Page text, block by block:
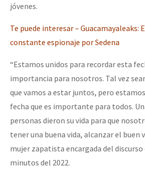
jóvenes.
Te puede interesar – Guacamayaleaks:
constante espionaje por Sedena
“Estamos unidos para recordar esta
importancia para nosotros. Tal vez
que vamos a estar juntos, pero
fecha que es importante para todos.
personas dieron su vida para que
tener una buena vida, alcanzar el buen
mujer zapatista encargada del
minutos del 2022.